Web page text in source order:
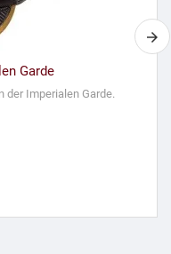
Garde
der Imperialen Garde.